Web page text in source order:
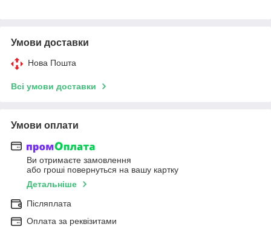
Умови доставки
Нова Пошта
Всі умови доставки
Умови оплати
Ви отримаєте замовлення
або гроші повернуться на вашу картку
Детальніше
Післяплата
Оплата за реквізитами